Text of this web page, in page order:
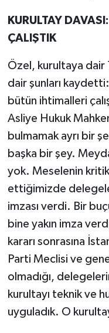
KURULTAY
ÇALIŞTIK
Özel, kurultaya dair
dair şunları
bütün ihtimalleri
Asliye Hukuk
bulmamak ayrı bir
başka bir şey.
yok. Meselenin
ettiğimizde
imzası verdi. Bir
bine yakın imza
kararı sonrasına
Parti Meclisi ve
olmadığı,
kurultayı teknik ve
uyguladık. O